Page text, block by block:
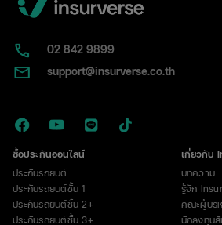
02​ 842 9899
support@insurverse.co.th
ซื้อประกันออนไลน์
ประกันรถยนต์
ประกันรถยนต์ชั้น 1
ประกันรถยนต์ชั้น 2+
ประกันรถยนต์ชั้น 3+
เกี่ยวกับ
บทความ
รู้จัก
คณะผู้บริ
นักลงทุน